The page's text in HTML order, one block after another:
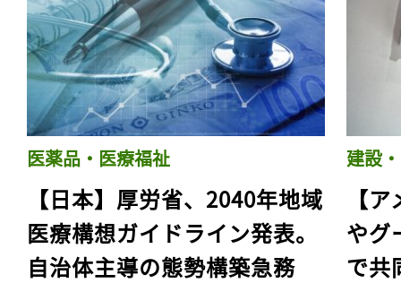
医薬品・医療福祉
【日本】厚労省、2040年地域
医療構想ガイドライン発表。
自治体主導の態勢構築急務
建設
【
やグ
で共